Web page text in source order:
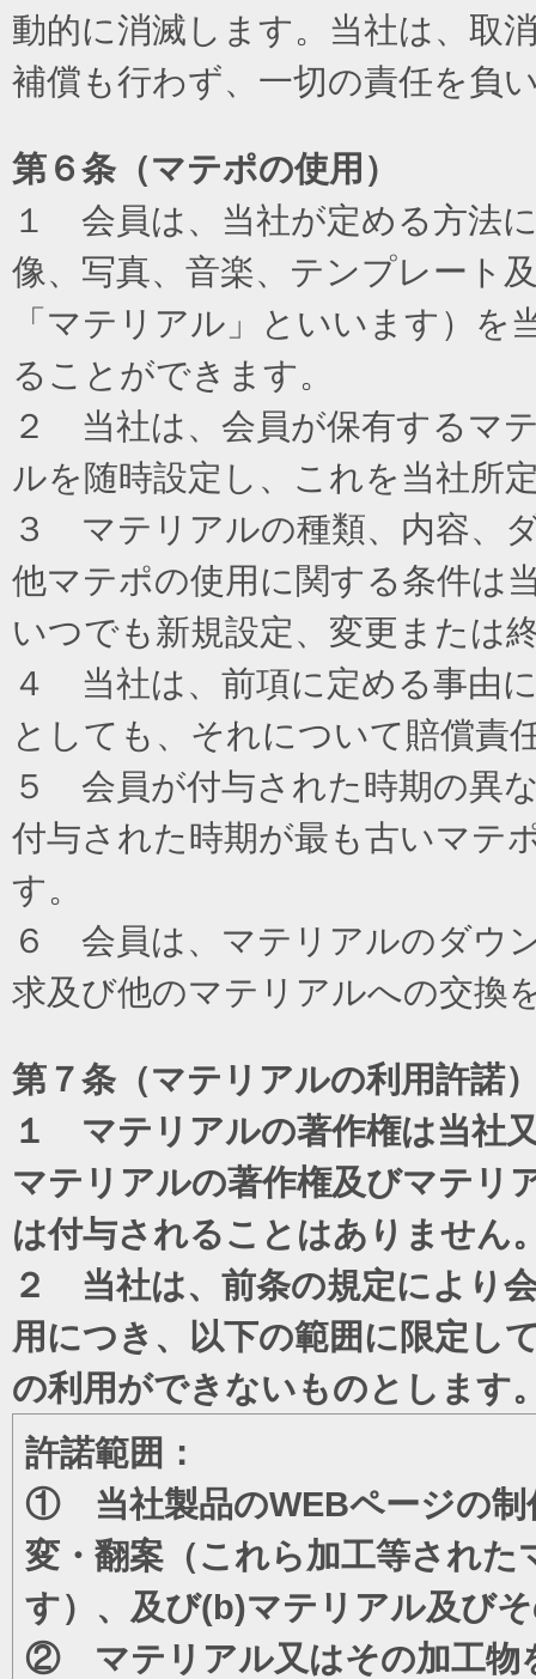
動的に消滅します。当社は、取
補償も行わず、一切の責任を負
第６条（マテポの使用）
１ 会員は、当社が定める方法
像、写真、音楽、テンプレート
「マテリアル」といいます）
ることができます。
２ 当社は、会員が保有するマ
ルを随時設定し、これを当社所
３ マテリアルの種類、内容、
他マテポの使用に関する条件は
いつでも新規設定、変更または
４ 当社は、前項に定める事由
としても、それについて賠償責
５ 会員が付与された時期の異
付与された時期が最も古いマテ
す。
６ 会員は、マテリアルのダウ
求及び他のマテリアルへの交換
第７条（マテリアルの利用許諾
１ マテリアルの著作権は当社
マテリアルの著作権及びマテリ
は付与されることはありません
２ 当社は、前条の規定により
用につき、以下の範囲に限定し
の利用ができないものとします
許諾範囲：
① 当社製品のWEBページの制
変・翻案（これら加工等され
す）、及び(b)マテリアル及び
② マテリアル又はその加工物